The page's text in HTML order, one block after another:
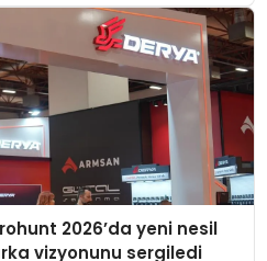
2026’da yeni nesil
vizyonunu sergiledi